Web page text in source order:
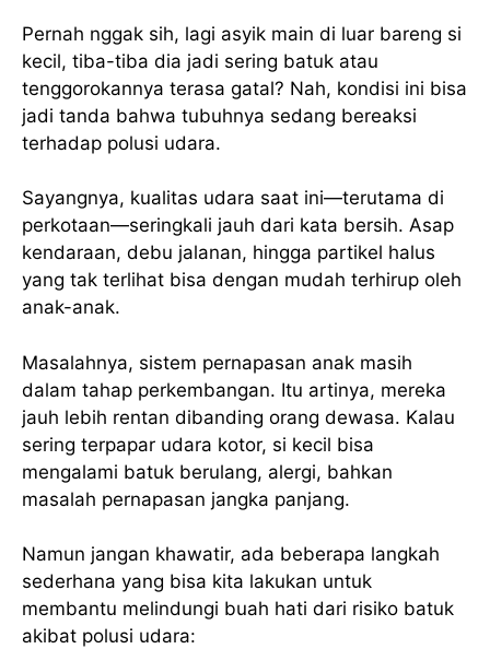
Pernah nggak sih, lagi asyik main di luar bareng si
kecil, tiba-tiba dia jadi sering batuk atau
tenggorokannya terasa gatal? Nah, kondisi ini bisa
jadi tanda bahwa tubuhnya sedang bereaksi
terhadap polusi udara.
Sayangnya, kualitas udara saat ini—terutama di
perkotaan—seringkali jauh dari kata bersih. Asap
kendaraan, debu jalanan, hingga partikel halus
yang tak terlihat bisa dengan mudah terhirup oleh
anak-anak.
Masalahnya, sistem pernapasan anak masih
dalam tahap perkembangan. Itu artinya, mereka
jauh lebih rentan dibanding orang dewasa. Kalau
sering terpapar udara kotor, si kecil bisa
mengalami batuk berulang, alergi, bahkan
masalah pernapasan jangka panjang.
Namun jangan khawatir, ada beberapa langkah
sederhana yang bisa kita lakukan untuk
membantu melindungi buah hati dari risiko batuk
akibat polusi udara: